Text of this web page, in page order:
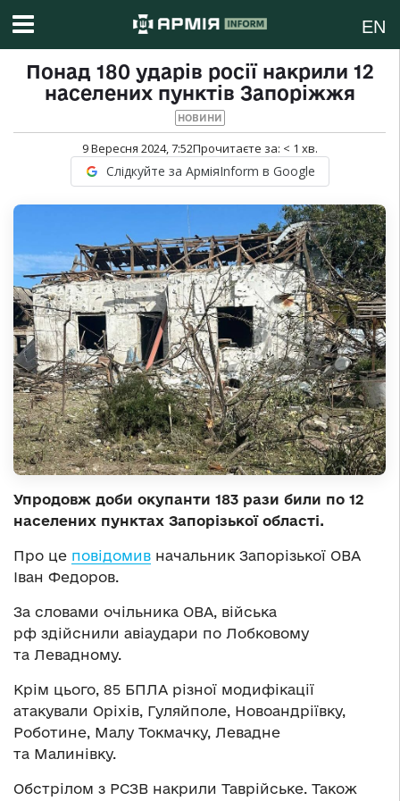
EN
Понад 180 ударів росії накрили 12
населених пунктів Запоріжжя
НОВИНИ
9 Вересня 2024, 7:52Прочитаєте за: < 1 хв.
Слідкуйте за АрміяInform в Google
Упродовж доби окупанти 183 рази били по 12
населених пунктах Запорізької області.
Про це повідомив начальник Запорізької ОВА
Іван Федоров.
За словами очільника ОВА, війська
рф здійснили авіаудари по Лобковому
та Левадному.
Крім цього, 85 БПЛА різної модифікації
атакували Оріхів, Гуляйполе, Новоандріївку,
Роботине, Малу Токмачку, Левадне
та Малинівку.
Обстрілом з РСЗВ накрили Таврійське. Також